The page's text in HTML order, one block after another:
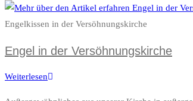
singen
–
wünsch
Engelkissen in der Versöhnungskirche
Engel in der Versöhnungskirche
WeiterlesenEngel